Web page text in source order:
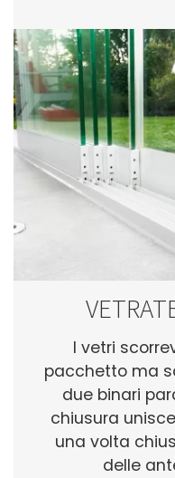
I vetri
pacchetto ma
due binari
chiusura
una volta
delle